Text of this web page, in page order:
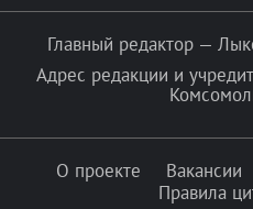
Главный редактор —
Адрес редакции и
О проекте Вакансии
Правила